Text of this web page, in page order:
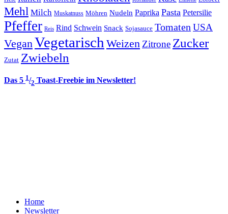
Mehl Milch Muskatnuss Möhren Nudeln Paprika Pasta Petersilie
Pfeffer Reis Rind Schwein Snack Sojasauce Tomaten USA
VeganVegetarisch Weizen Zitrone Zucker
Zutat Zwiebeln
Das 5 1/2 Toast-Freebie im Newsletter!
Home
Newsletter